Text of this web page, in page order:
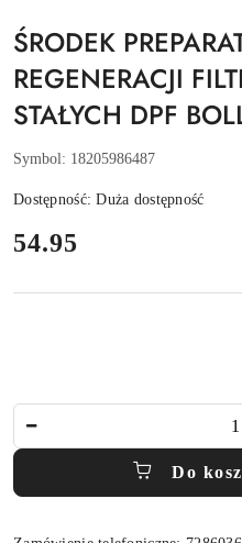
ŚRODEK
REGENERACJI
STAŁYCH DPF
Symbol: 18205986487
Dostępność:Duża dostępność
cena:
54.95
Do